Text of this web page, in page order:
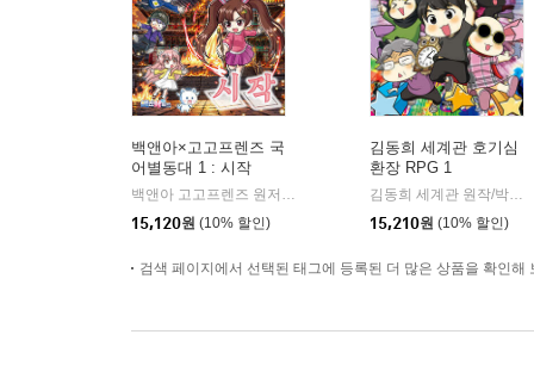
백앤아×고고프렌즈 국
어별동대 1 : 시작
백앤아 고고프렌즈 원저/한바리 글/정수영 그림/김선 감수 | 백앤
15,120원 (10% 할인)
김동희 세계관 호기심
환장 RPG 1
김동희 세계관 원작/박종은 글/이정태 그림
15,210원 (10% 할인)
검색 페이지에서 선택된 태그에 등록된 더 많은 상품을 확인해